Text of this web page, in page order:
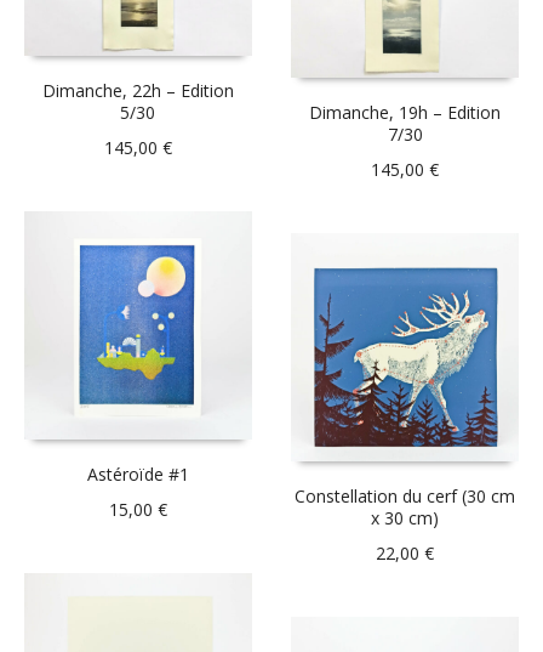
Dimanche, 22h – Edition
5/30
145,00 €
Dimanche, 19h – Edition
7/30
145,00€
Astéroïde #1
15,00 €
Constellation du cerf (30 cm
x 30 cm)
22,00€